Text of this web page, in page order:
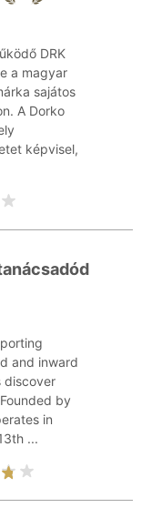
DRK
a magyar
sajátos
A Dorko
képvisel,
and inward
discover
by
in
...